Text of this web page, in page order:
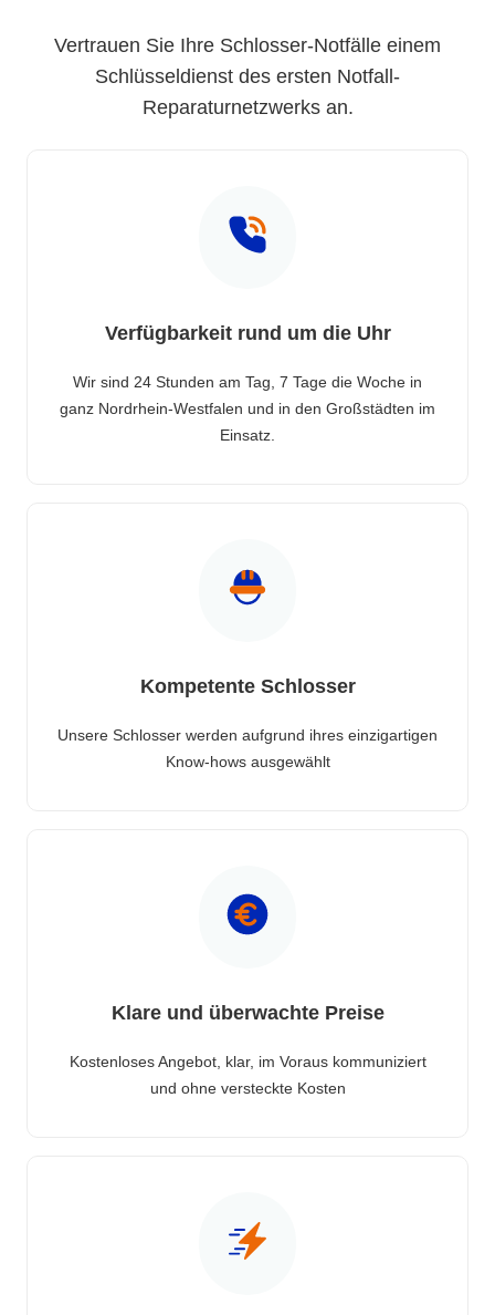
Vertrauen Sie Ihre Schlosser-Notfälle einem
Schlüsseldienst des ersten Notfall-
Reparaturnetzwerks an.
Verfügbarkeit rund um die Uhr
Wir sind 24 Stunden am Tag, 7 Tage die Woche in
ganz Nordrhein-Westfalen und in den Großstädten im
Einsatz.
Kompetente Schlosser
Unsere Schlosser werden aufgrund ihres einzigartigen
Know-hows ausgewählt
Klare und überwachte Preise
Kostenloses Angebot, klar, im Voraus kommuniziert
und ohne versteckte Kosten